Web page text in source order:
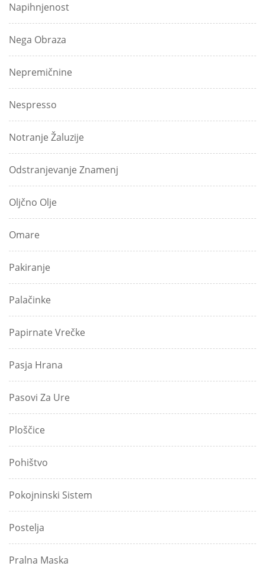
Napihnjenost
Nega Obraza
Nepremičnine
Nespresso
Notranje Žaluzije
Odstranjevanje Znamenj
Oljčno Olje
Omare
Pakiranje
Palačinke
Papirnate Vrečke
Pasja Hrana
Pasovi Za Ure
Ploščice
Pohištvo
Pokojninski Sistem
Postelja
Pralna Maska